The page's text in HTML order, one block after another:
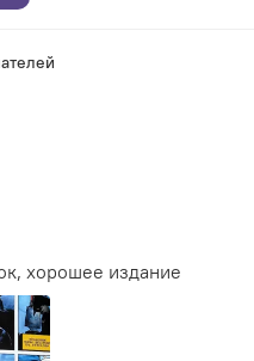
хорошее издание